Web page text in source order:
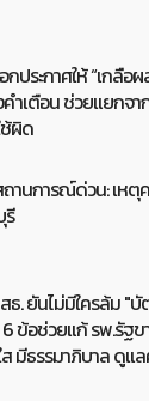
กประกาศให้ “เกลือ
ำเตือน ช่วยแยกจา
ผิด
านการณ์ด่วน: เหตุ
ธ. ยันไม่มีใครล้ม "
6 ข้อช่วยแก้ รพ.รัฐ
ส มีธรรมาภิบาล ดูแ